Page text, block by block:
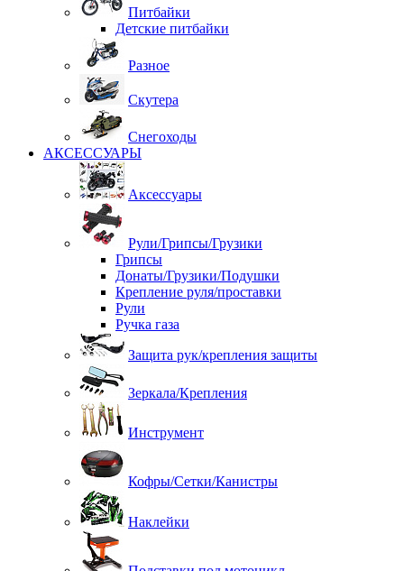
Питбайки
Детские питбайки
Разное
Скутера
Снегоходы
АКСЕССУАРЫ
Аксессуары
Рули/Грипсы/Грузики
Грипсы
Донаты/Грузики/Подушки
Крепление руля/проставки
Рули
Ручка газа
Защита рук/крепления защиты
Зеркала/Крепления
Инструмент
Кофры/Сетки/Канистры
Наклейки